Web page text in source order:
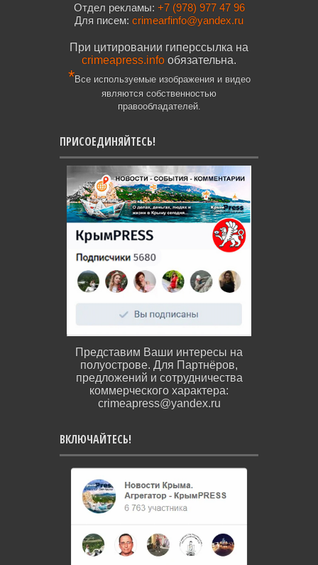
Отдел рекламы: +7 (978) 977 47 96
Для писем: crimearfinfo@yandex.ru
При цитировании гиперссылка на
crimeapress.info обязательна.
*Все используемые изображения и видео
являются собственностью
правообладателей.
ПРИСОЕДИНЯЙТЕСЬ!
Представим Ваши интересы на
полуострове. Для Партнёров,
предложений и сотрудничества
коммерческого характера:
crimeapress@yandex.ru
ВКЛЮЧАЙТЕСЬ!